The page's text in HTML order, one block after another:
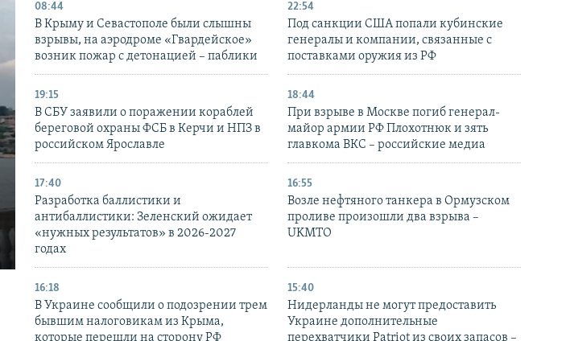
08:44
В Крыму и Севастополе были слышны
взрывы, на аэродроме «Гвардейское»
возник пожар с детонацией – паблики
22:54
Под санкции США попали кубинские
генералы и компании, связанные с
поставками оружия из РФ
19:15
В СБУ заявили о поражении кораблей
береговой охраны ФСБ в Керчи и НПЗ в
российском Ярославле
18:44
При взрыве в Москве погиб генерал-
майор армии РФ Плохотнюк и зять
главкома ВКС – российские медиа
17:40
Разработка баллистики и
антибаллистики: Зеленский ожидает
«нужных результатов» в 2026-2027
годах
16:55
Возле нефтяного танкера в Ормузском
проливе произошли два взрыва –
UKMTO
16:18
В Украине сообщили о подозрении трем
бывшим налоговикам из Крыма,
которые перешли на сторону РФ
15:40
Нидерланды не могут предоставить
Украине дополнительные
перехватчики Patriot из своих запасов –